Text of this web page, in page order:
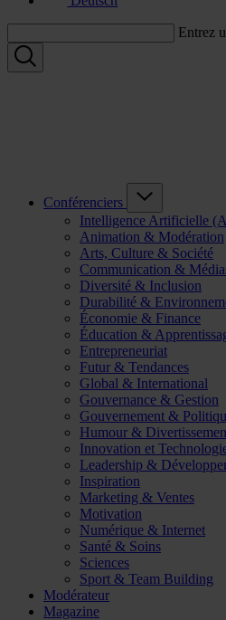
Entrez
Conférenciers
Intelligence Artificielle
Animation & Modération
Arts, Culture & Société
Communication &
Diversité & Inclusion
Durabilité &
Économie & Finance
Éducation &
Entrepreneuriat
Futur & Tendances
Global & International
Gouvernance & Gestion
Gouvernement &
Humour &
Innovation et
Leadership &
Inspiration
Marketing & Ventes
Motivation
Numérique & Internet
Santé & Soins
Sciences
Sport & Team Building
Modérateur
Magazine